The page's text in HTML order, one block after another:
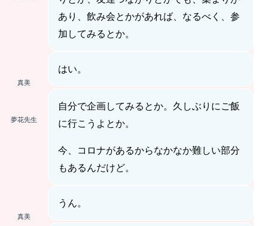
あり、飲み会とかがあれば、なるべく、参
加してみるとか。
真美
はい。
夢花先生
自分で企画してみるとか。久しぶりにご飯
に行こうよとか。
今、コロナがあるからなかなか難しい部分
もあるんだけど。
真美
うん。